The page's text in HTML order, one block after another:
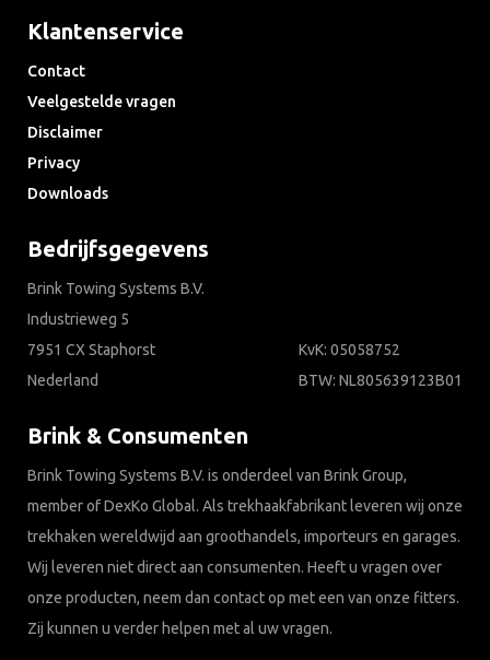
Klantenservice
Contact
Veelgestelde vragen
Disclaimer
Privacy
Downloads
Bedrijfsgegevens
Brink Towing Systems B.V.
Industrieweg 5
7951 CX Staphorst
Nederland
KvK: 05058752
BTW: NL805639123B01
Brink & Consumenten
Brink Towing Systems B.V. is onderdeel van Brink Group,
member of DexKo Global. Als trekhaakfabrikant leveren wij onze
trekhaken wereldwijd aan groothandels, importeurs en garages.
Wij leveren niet direct aan consumenten. Heeft u vragen over
onze producten, neem dan contact op met een van onze fitters.
Zij kunnen u verder helpen met al uw vragen.